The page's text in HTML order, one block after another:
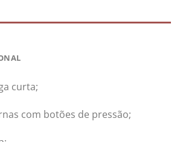
curta;
com botões de pressão;